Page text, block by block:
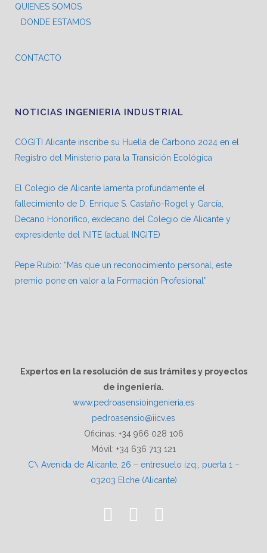
QUIENES SOMOS
DONDE ESTAMOS
CONTACTO
NOTICIAS INGENIERIA INDUSTRIAL
COGITI Alicante inscribe su Huella de Carbono 2024 en el
Registro del Ministerio para la Transición Ecológica
El Colegio de Alicante lamenta profundamente el
fallecimiento de D. Enrique S. Castaño-Rogel y García,
Decano Honorífico, exdecano del Colegio de Alicante y
expresidente del INITE (actual INGITE)
Pepe Rubio: “Más que un reconocimiento personal, este
premio pone en valor a la Formación Profesional”
Expertos en la resolución de sus trámites y proyectos
de ingeniería.
www.pedroasensioingenieria.es
pedroasensio@iicv.es
Oficinas: +34 966 028 106
Móvil: +34 636 713 121
C\ Avenida de Alicante, 26 – entresuelo izq., puerta 1 –
03203 Elche (Alicante)